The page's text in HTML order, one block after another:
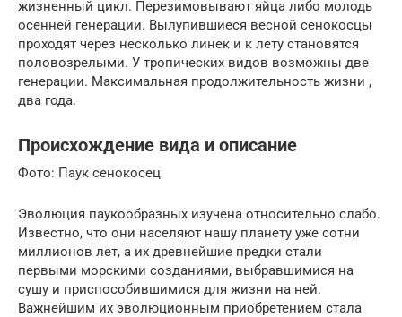
жизненный цикл. Перезимовывают яйца либо молодь
осенней генерации. Вылупившиеся весной сенокосцы
проходят через несколько линек и к лету становятся
половозрелыми. У тропических видов возможны две
генерации. Максимальная продолжительность жизни ,
два года.
Происхождение вида и описание
Фото: Паук сенокосец
Эволюция паукообразных изучена относительно слабо.
Известно, что они населяют нашу планету уже сотни
миллионов лет, а их древнейшие предки стали
первыми морскими созданиями, выбравшимися на
сушу и приспособившимися для жизни на ней.
Важнейшим их эволюционным приобретением стала